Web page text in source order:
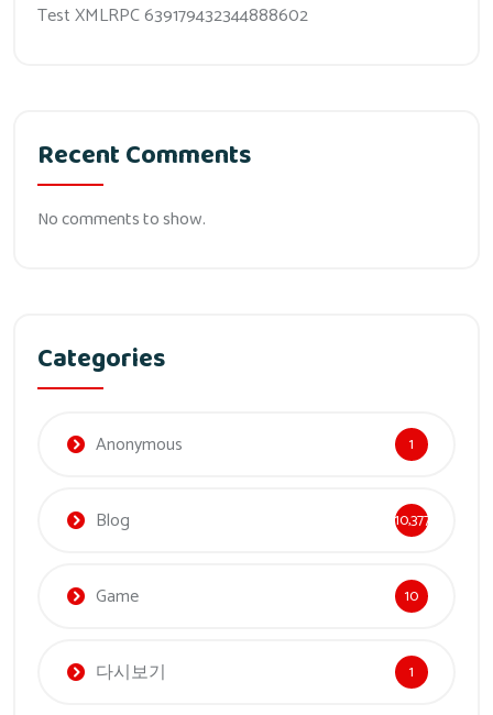
Test XMLRPC 639179432344888602
Recent Comments
No comments to show.
Categories
Anonymous 1
Blog 10,377
Game 10
다시보기 1